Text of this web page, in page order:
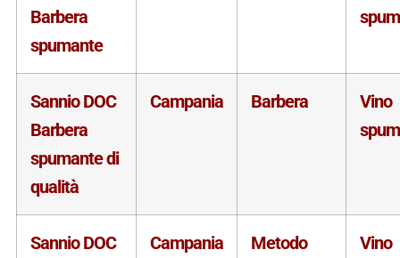
Barbera
spumante
Sannio DOC
Barbera
spumante di
qualità
Campania Barbera
Vino
Sannio DOC
Campania
Metodo
Vino